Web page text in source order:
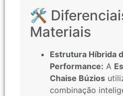
🛠️
Materiais
Estrutura Híbrida
Performance: A
Chaise Búzios
combinação